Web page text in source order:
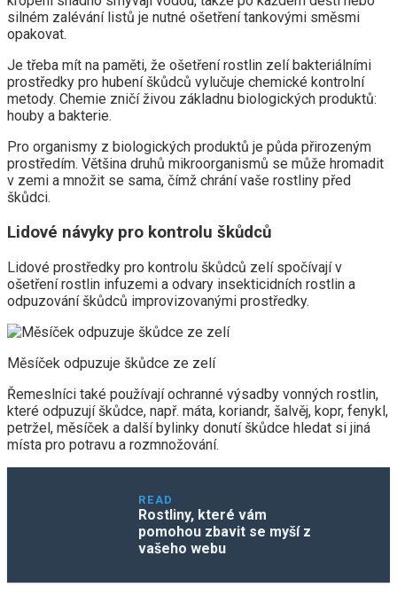
silném zalévání listů je nutné ošetření tankovými směsmi
opakovat.
Je třeba mít na paměti, že ošetření rostlin zelí bakteriálními
prostředky pro hubení škůdců vylučuje chemické kontrolní
metody. Chemie zničí živou základnu biologických produktů:
houby a bakterie.
Pro organismy z biologických produktů je půda přirozeným
prostředím. Většina druhů mikroorganismů se může hromadit
v zemi a množit se sama, čímž chrání vaše rostliny před
škůdci.
Lidové návyky pro kontrolu škůdců
Lidové prostředky pro kontrolu škůdců zelí spočívají v
ošetření rostlin infuzemi a odvary insekticidních rostlin a
odpuzování škůdců improvizovanými prostředky.
Měsíček odpuzuje škůdce ze zelí
Řemeslníci také používají ochranné výsadby vonných rostlin,
které odpuzují škůdce, např. máta, koriandr, šalvěj, kopr, fenykl,
petržel, měsíček a další bylinky donutí škůdce hledat si jiná
místa pro potravu a rozmnožování.
READ
Rostliny, které vám
pomohou zbavit se myší z
vašeho webu